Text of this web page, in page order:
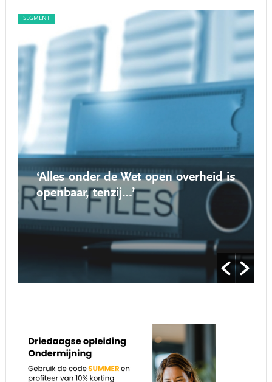
SEGMENT
‘Alles onder de Wet open overheid is
openbaar, tenzij…’